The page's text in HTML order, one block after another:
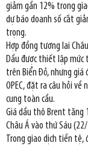
giảm gần 12% trong
dự báo doanh số cắt
trọng.
Hợp đồng tương lai
Dầu được thiết lập mức
trên Biển Đỏ, nhưng giá
OPEC, đặt ra câu hỏi về
cung toàn cầu.
Giá dầu thô Brent tăng
Châu Á vào thứ Sáu
Trong giao dịch tiền tệ,